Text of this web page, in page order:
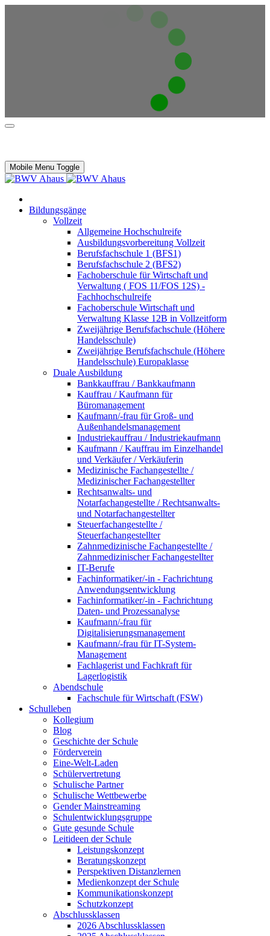
Mobile Menu Toggle
Bildungsgänge
Vollzeit
Allgemeine Hochschulreife
Ausbildungsvorbereitung Vollzeit
Berufsfachschule 1 (BFS1)
Berufsfachschule 2 (BFS2)
Fachoberschule für Wirtschaft und
Verwaltung ( FOS 11/FOS 12S) -
Fachhochschulreife
Fachoberschule Wirtschaft und
Verwaltung Klasse 12B in Vollzeitform
Zweijährige Berufsfachschule (Höhere
Handelsschule)
Zweijährige Berufsfachschule (Höhere
Handelsschule) Europaklasse
Duale Ausbildung
Bankkauffrau / Bankkaufmann
Kauffrau / Kaufmann für
Büromanagement
Kaufmann/-frau für Groß- und
Außenhandelsmanagement
Industriekauffrau / Industriekaufmann
Kaufmann / Kauffrau im Einzelhandel
und Verkäufer / Verkäuferin
Medizinische Fachangestellte /
Medizinischer Fachangestellter
Rechtsanwalts- und
Notarfachangestellte / Rechtsanwalts-
und Notarfachangestellter
Steuerfachangestellte /
Steuerfachangestellter
Zahnmedizinische Fachangestellte /
Zahnmedizinischer Fachangestellter
IT-Berufe
Fachinformatiker/-in - Fachrichtung
Anwendungsentwicklung
Fachinformatiker/-in - Fachrichtung
Daten- und Prozessanalyse
Kaufmann/-frau für
Digitalisierungsmanagement
Kaufmann/-frau für IT-System-
Management
Fachlagerist und Fachkraft für
Lagerlogistik
Abendschule
Fachschule für Wirtschaft (FSW)
Schulleben
Kollegium
Blog
Geschichte der Schule
Förderverein
Eine-Welt-Laden
Schülervertretung
Schulische Partner
Schulische Wettbewerbe
Gender Mainstreaming
Schulentwicklungsgruppe
Gute gesunde Schule
Leitideen der Schule
Leistungskonzept
Beratungskonzept
Perspektiven Distanzlernen
Medienkonzept der Schule
Kommunikationskonzept
Schutzkonzept
Abschlussklassen
2026 Abschlussklassen